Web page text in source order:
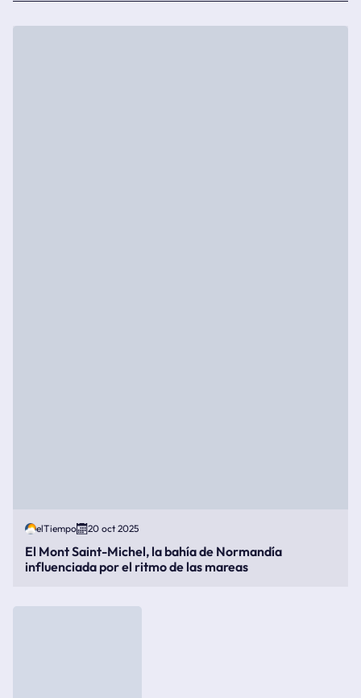
elTiempo 20 oct 2025
El Mont Saint-Michel, la bahía de Normandía
influenciada por el ritmo de las mareas